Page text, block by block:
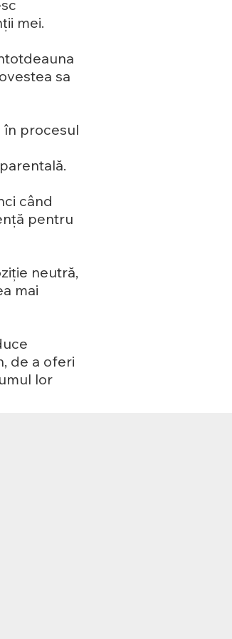
mei.
sa
în procesul
când
pentru
neutră,
mai
de a oferi
lor